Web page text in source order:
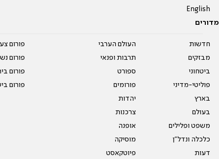
English
מדורים
חדשות
מבזקים
ביטחוני
פוליטי-מדיני
בארץ
בעולם
משפט ופלילים
כלכלה ונדל"ן
דעות
העולם הערבי
תרבות ופנאי
ספורט
פורומים
יהדות
צרכנות
אופנה
מוסיקה
פיוטקאסט
פורום
פורום
פורום
פורום